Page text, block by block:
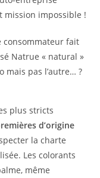
mission impossible !
consommateur fait
Natrue « natural »
mais pas l’autre… ?
plus stricts
d’origine
la charte
Les colorants
même